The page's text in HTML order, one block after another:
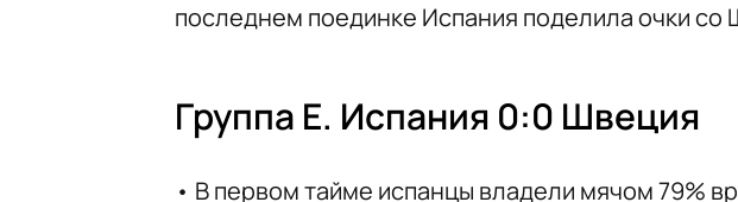
последнем поединке Испания поделила очки со
Группа E. Испания 0:0 Швеция
• В первом тайме испанцы владели мячом 79%